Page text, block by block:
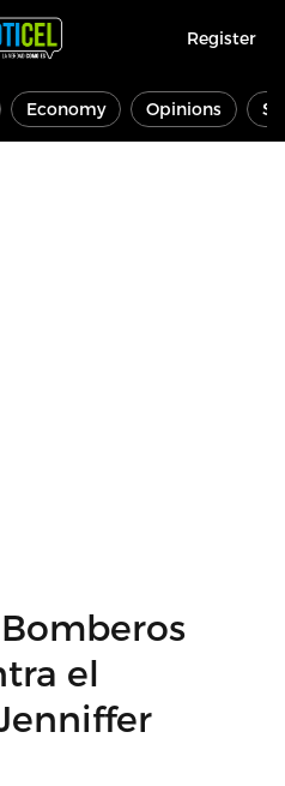
Register
Economy Opinions
el